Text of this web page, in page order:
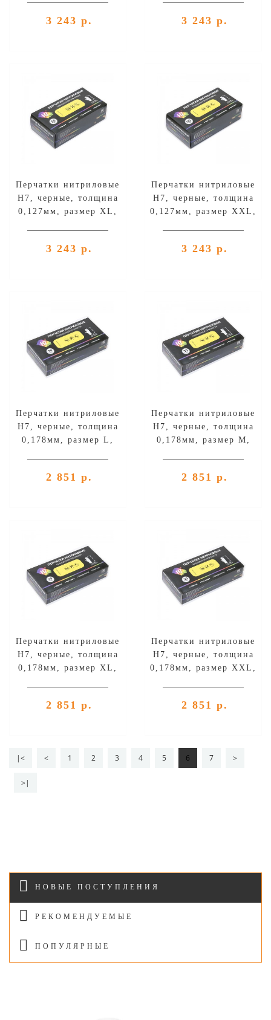
3 243 р. 3 243 р.
Перчатки нитриловые
H7, черные, толщина
0,127мм, размер XL,
3 243 р.
Перчатки нитриловые
H7, черные, толщина
0,127мм, размер XXL,
3 243 р.
Перчатки нитриловые
H7, черные, толщина
0,178мм, размер L,
2 851 р.
Перчатки нитриловые
H7, черные, толщина
0,178мм, размер M,
2 851 р.
Перчатки нитриловые
H7, черные, толщина
0,178мм, размер XL,
2 851 р.
Перчатки нитриловые
H7, черные, толщина
0,178мм, размер XXL,
2 851 р.
|< < 1 2 3 4 5 6 7 >
>|
НОВЫЕ ПОСТУПЛЕНИЯ
РЕКОМЕНДУЕМЫЕ
ПОПУЛЯРНЫЕ